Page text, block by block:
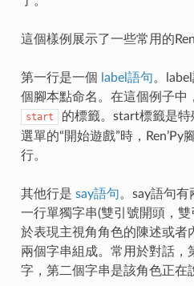
這個樣例展示了一些常用的
第一行是一個 label語句。
個腳本點命名。在這個例子中
start
的標籤。start標籤是
選單的“開始遊戲”時，Ren’Py
行。
其他行是 say語句。say語句有
一行單獨字串(雙引號開頭，
於表現主視角角色的陳述或者
兩個字串組成。常用於對話，
字，第二個字串是該角色正在